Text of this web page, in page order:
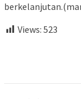
Views: 523